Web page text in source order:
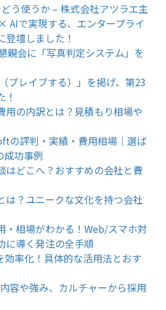
う使うか – 株式会社アツラエ主
AIで実現する、エンタープライ
登壇しました！
親会に「写真判定システム」を
（ブレイブする）」を掲げ、第23
用の内訳とは？見積もり相場や
の評判・実績・費用相場｜選ば
成功事例
はどこへ？おすすめの会社と費
は？ユニークな文化を持つ会社
・相場がわかる！Web/スマホ対
に導く発注の全手順
効率化！具体的な活用法とおす
容や強み、カルチャーから採用